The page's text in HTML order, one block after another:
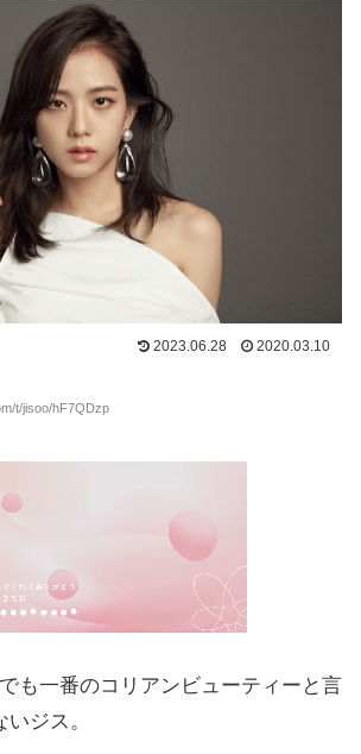
2023.06.28 2020.03.10
t/jisoo/hF7QDzp
も一番のコリアンビューティーと言
ジス。